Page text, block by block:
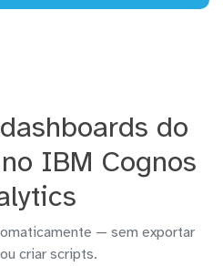
do
IBM Cognos
— sem exportar
criar scripts.